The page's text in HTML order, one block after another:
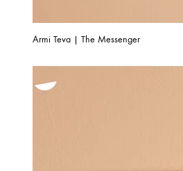
Armi Teva | The Messenger